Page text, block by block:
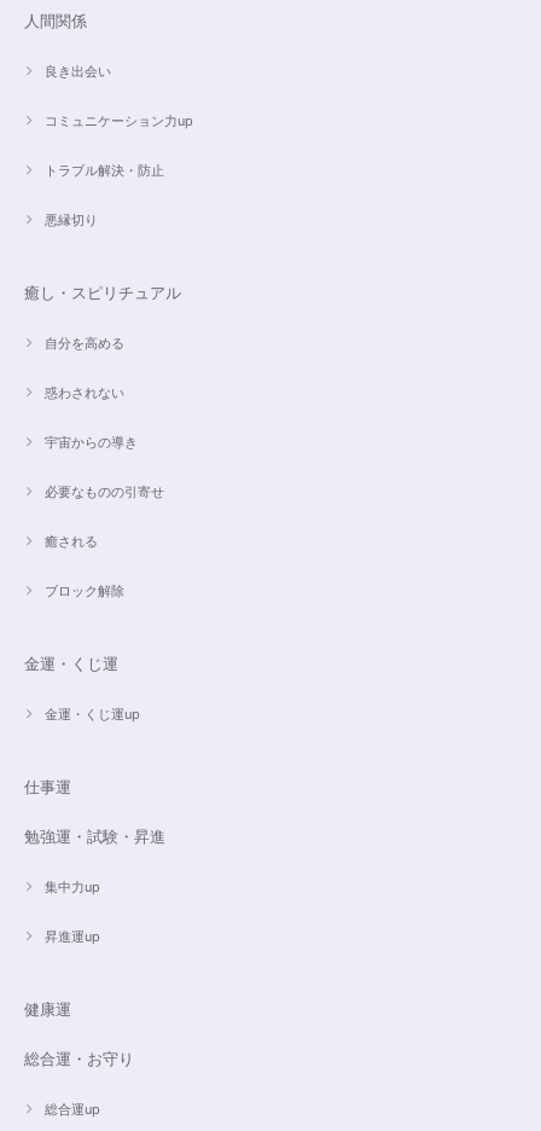
人間関係
良き出会い
コミュニケーション力up
トラブル解決・防止
悪縁切り
癒し・スピリチュアル
自分を高める
惑わされない
宇宙からの導き
必要なものの引寄せ
癒される
ブロック解除
金運・くじ運
金運・くじ運up
仕事運
勉強運・試験・昇進
集中力up
昇進運up
健康運
総合運・お守り
総合運up